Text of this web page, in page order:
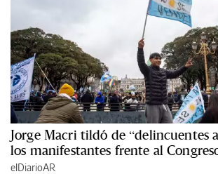
Jorge Macri tildó de “delincuentes
los manifestantes frente al
elDiarioAR